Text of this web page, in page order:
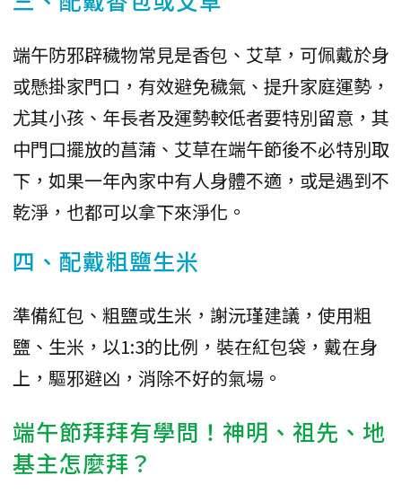
端午防邪辟穢物常見是香包、艾草，可佩戴於身
或懸掛家門口，有效避免穢氣、提升家庭運勢，
尤其小孩、年長者及運勢較低者要特別留意，其
中門口擺放的菖蒲、艾草在端午節後不必特別取
下，如果一年內家中有人身體不適，或是遇到不
乾淨，也都可以拿下來淨化。
四、配戴粗鹽生米
準備紅包、粗鹽或生米，謝沅瑾建議，使用粗
鹽、生米，以1:3的比例，裝在紅包袋，戴在身
上，驅邪避凶，消除不好的氣場。
端午節拜拜有學問！神明、祖先、地
基主怎麼拜？